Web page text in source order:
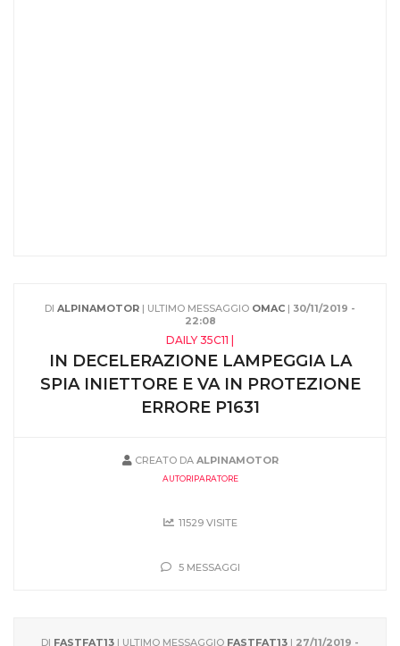
DI ALPINAMOTOR | ULTIMO MESSAGGIO OMAC | 30/11/2019 -
22:08
DAILY 35C11 |
IN DECELERAZIONE LAMPEGGIA LA
SPIA INIETTORE E VA IN PROTEZIONE
ERRORE P1631
CREATO DA ALPINAMOTOR
AUTORIPARATORE
11529 VISITE
5 MESSAGGI
DI FASTFAT13 | ULTIMO MESSAGGIO FASTFAT13 | 27/11/2019 -